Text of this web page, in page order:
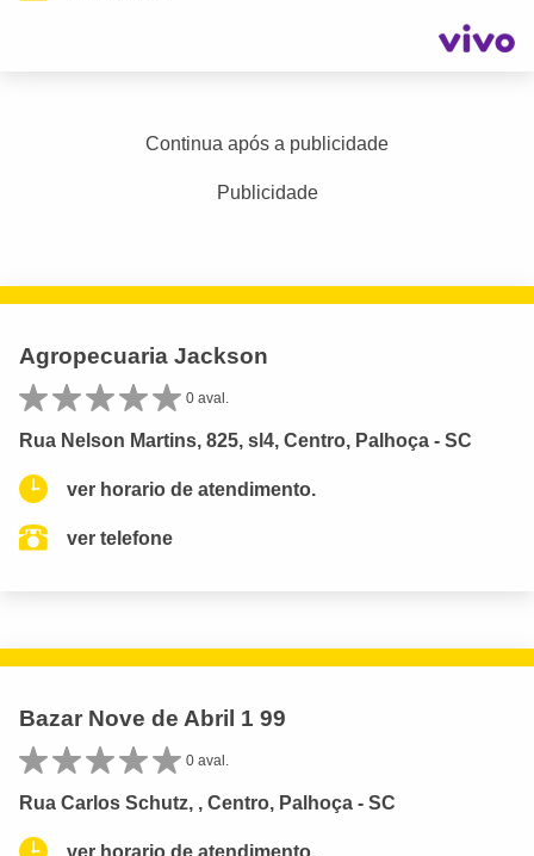
Continua após a publicidade
Publicidade
Agropecuaria Jackson
0 aval.
Rua Nelson Martins, 825, sl4, Centro, Palhoça - SC
ver horario de atendimento.
ver telefone
Bazar Nove de Abril 1 99
0 aval.
Rua Carlos Schutz, , Centro, Palhoça - SC
ver horario de atendimento.